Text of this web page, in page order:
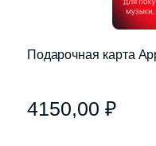
Подарочная карта
4150,00 ₽